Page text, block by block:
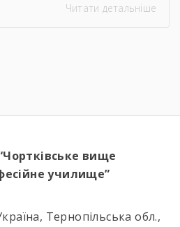
у живому спілкуванні, з
Читати детальніше
вище
училище”
Тернопільська обл.,